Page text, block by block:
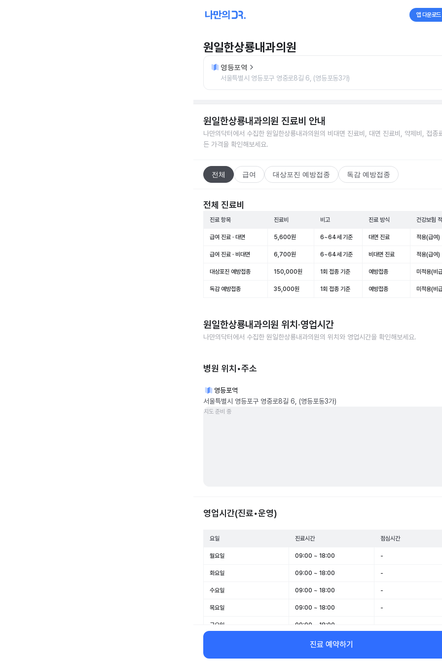
앱 다운로드
원일한상룡내과의원
영등포역
서울특별시 영등포구 영중로8길 6, (영등포동3가)
원일한상룡내과의원 진료비 안내
나만의닥터에서 수집한 원일한상룡내과의원의 비대면 진료비, 대면 진료비, 약제비, 접종
든 가격을 확인해보세요.
전체 급여 대상포진 예방접종 독감 예방접종
전체 진료비
진료 항목 진료비 비고 진료 방식 건강보험
급여 진료 · 대면 5,600원 6~64세 기준 대면 진료 적용(급여)
급여 진료 · 비대면 6,700원 6~64세 기준 비대면 진료 적용(급여)
대상포진 예방접종 150,000원 1회 접종 기준 예방접종 미적용(비
독감 예방접종 35,000원 1회 접종 기준 예방접종 미적용(비
원일한상룡내과의원 위치·영업시간
나만의닥터에서 수집한 원일한상룡내과의원의 위치와 영업시간을 확인해보세요.
병원 위치•주소
영등포역
서울특별시 영등포구 영중로8길 6, (영등포동3가)
지도 준비 중
영업시간(진료•운영)
요일 진료시간 점심시간
월요일 09:00 ~ 18:00 -
화요일 09:00 ~ 18:00 -
수요일 09:00 ~ 18:00 -
목요일 09:00 ~ 18:00 -
금요일 09:00 ~ 18:00
09:00 ~ 13:00
일요일 휴무 -
진료 예약하기